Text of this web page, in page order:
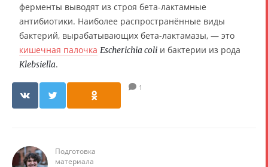
ферменты выводят из строя бета-лактамные
антибиотики. Наиболее распространённые виды
бактерий, вырабатывающих бета-лактамазы, — это
кишечная палочка Escherichia coli и бактерии из рода
Klebsiella.
1
Подготовка
материала